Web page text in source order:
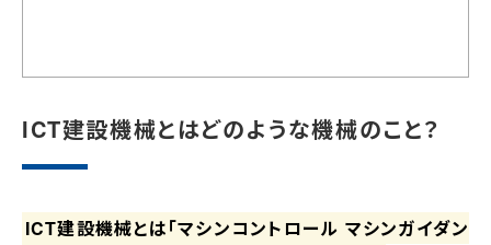
ICT建設機械とはどのような機械のこと？
ICT建設機械とは「マシンコントロール マシンガイダン